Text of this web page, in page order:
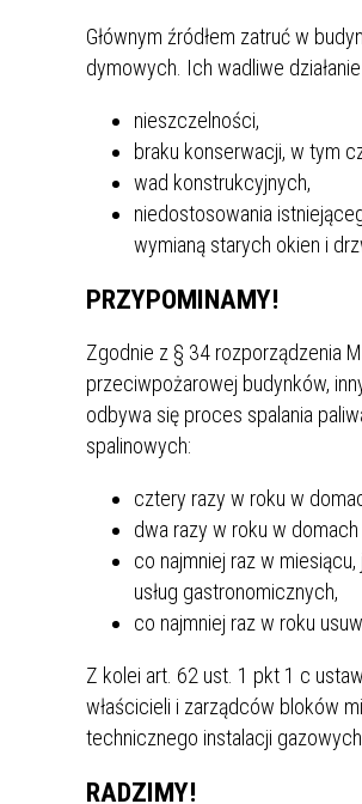
Głównym źródłem zatruć w
dymowych. Ich wadliwe
nieszczelności,
braku konserwacji, w tym
wad konstrukcyjnych,
niedostosowania
wymianą starych okien i
PRZYPOMINAMY!
Zgodnie z § 34 rozporządzenia
przeciwpożarowej budynków,
odbywa się proces spalania
spalinowych:
cztery razy w roku w
dwa razy w roku w
co najmniej raz w
usług gastronomicznych,
co najmniej raz w roku
Z kolei art. 62 ust. 1 pkt 1 c
właścicieli i zarządców bloków
technicznego instalacji
RADZIMY!